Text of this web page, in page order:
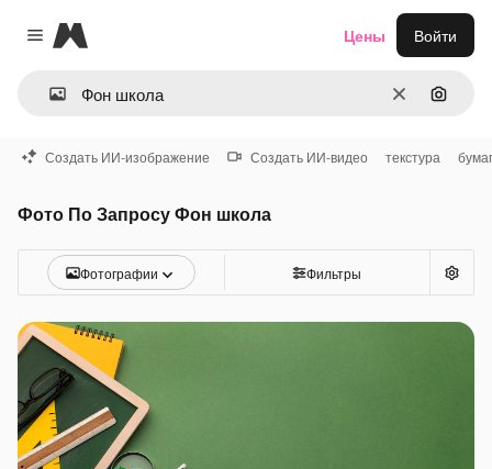
Close menu
Magnific
ОчиститьПоиск
Цены Войти
Создать ИИ-изображение Создать ИИ-видео текстура
Фото По Запросу Фон школа
Фотографии Фильтры